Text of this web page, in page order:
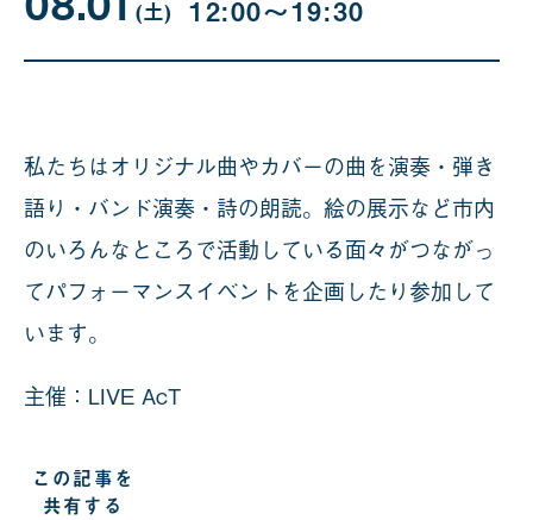
月
日
(土日
) 12:00〜19:30
私たちはオリジナル曲やカバーの曲を演奏・弾き
語り・バンド演奏・詩の朗読。絵の展示など市内
のいろんなところで活動している面々がつながっ
てパフォーマンスイベントを企画したり参加して
います。
主催：LIVE AcT
この記事を
共有する